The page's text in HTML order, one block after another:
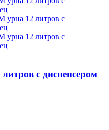
с диспенсером